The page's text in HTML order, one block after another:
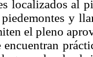
localizados al
y
el pleno